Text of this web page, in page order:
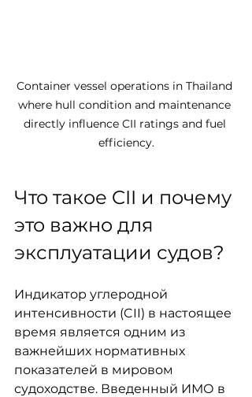
Container vessel operations in Thailand
where hull condition and maintenance
directly influence CII ratings and fuel
efficiency.
Что такое CII и почему
это важно для
эксплуатации судов?
Индикатор углеродной
интенсивности (CII) в настоящее
время является одним из
важнейших нормативных
показателей в мировом
судоходстве. Введенный ИМО в